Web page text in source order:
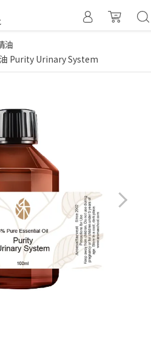
油
Purity Urinary System